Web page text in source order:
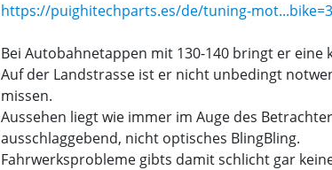
https://puighitechparts.es/de/tuning-
Bei Autobahnetappen mit 130-140 bringt er eine
Auf der Landstrasse ist er nicht unbedingt
missen.
Aussehen liegt wie immer im Auge des
ausschlaggebend, nicht optisches BlingBling.
Fahrwerksprobleme gibts damit schlicht gar